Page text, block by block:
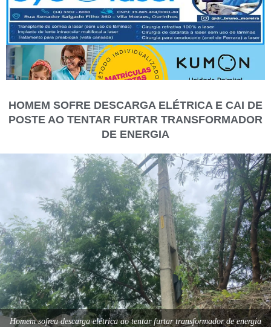
HOMEM SOFRE DESCARGA ELÉTRICA E CAI DE
POSTE AO TENTAR FURTAR TRANSFORMADOR
DE ENERGIA
Homem sofreu descarga elétrica ao tentar furtar transformador de energia